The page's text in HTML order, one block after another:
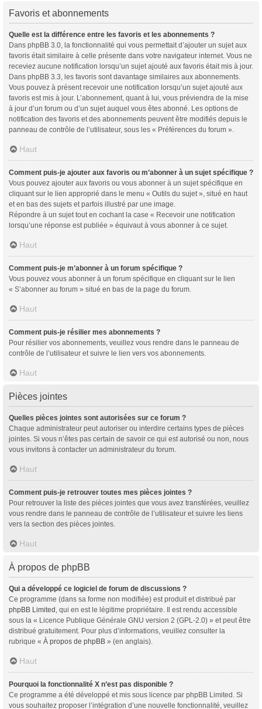
Favoris et abonnements
Quelle est la différence entre les favoris et les abonnements ?
Dans phpBB 3.0, la fonctionnalité qui vous permettait d’ajouter un sujet aux
favoris était similaire à celle présente dans votre navigateur internet. Vous ne
receviez aucune notification lorsqu’un sujet ajouté aux favoris était mis à jour.
Dans phpBB 3.3, les favoris sont davantage similaires aux abonnements.
Vous pouvez à présent recevoir une notification lorsqu’un sujet ajouté aux
favoris est mis à jour. L’abonnement, quant à lui, vous préviendra de la mise
à jour d’un forum ou d’un sujet auquel vous êtes abonné. Les options de
notification des favoris et des abonnements peuvent être modifiés depuis le
panneau de contrôle de l’utilisateur, sous les « Préférences du forum ».
Haut
Comment puis-je ajouter aux favoris ou m’abonner à un sujet spécifique ?
Vous pouvez ajouter aux favoris ou vous abonner à un sujet spécifique en
cliquant sur le lien approprié dans le menu « Outils du sujet », situé en haut
et en bas des sujets et parfois illustré par une image.
Répondre à un sujet tout en cochant la case « Recevoir une notification
lorsqu’une réponse est publiée » équivaut à vous abonner à ce sujet.
Haut
Comment puis-je m’abonner à un forum spécifique ?
Vous pouvez vous abonner à un forum spécifique en cliquant sur le lien
« S’abonner au forum » situé en bas de la page du forum.
Haut
Comment puis-je résilier mes abonnements ?
Pour résilier vos abonnements, veuillez vous rendre dans le panneau de
contrôle de l’utilisateur et suivre le lien vers vos abonnements.
Haut
Pièces jointes
Quelles pièces jointes sont autorisées sur ce forum ?
Chaque administrateur peut autoriser ou interdire certains types de pièces
jointes. Si vous n’êtes pas certain de savoir ce qui est autorisé ou non, nous
vous invitons à contacter un administrateur du forum.
Haut
Comment puis-je retrouver toutes mes pièces jointes ?
Pour retrouver la liste des pièces jointes que vous avez transférées, veuillez
vous rendre dans le panneau de contrôle de l’utilisateur et suivre les liens
vers la section des pièces jointes.
Haut
À propos de phpBB
Qui a développé ce logiciel de forum de discussions ?
Ce programme (dans sa forme non modifiée) est produit et distribué par
phpBB Limited , qui en est le légitime propriétaire. Il est rendu accessible
sous la « Licence Publique Générale GNU version 2 (GPL-2.0) » et peut être
distribué gratuitement. Pour plus d’informations, veuillez consulter la
rubrique « À propos de phpBB » (en anglais).
Haut
Pourquoi la fonctionnalité X n’est pas disponible ?
Ce programme a été développé et mis sous licence par phpBB Limited. Si
vous souhaitez proposer l’intégration d’une nouvelle fonctionnalité, veuillez